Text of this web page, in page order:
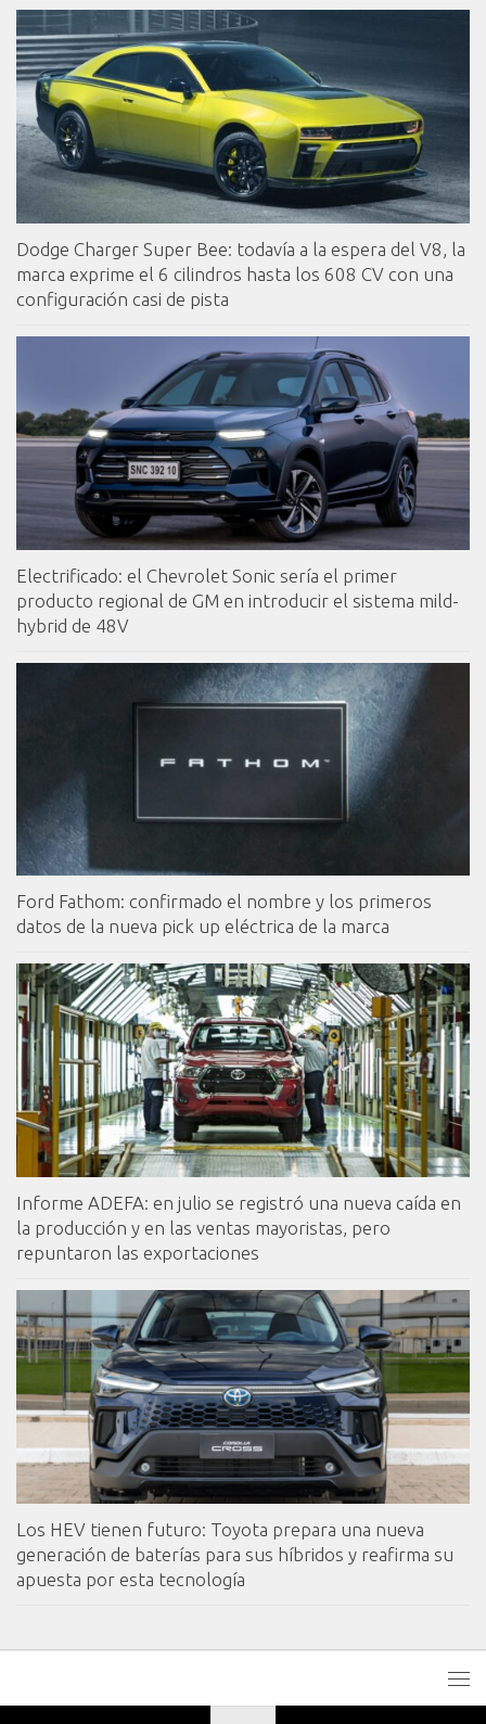
Dodge Charger Super Bee: todavía a la espera del V8, la
marca exprime el 6 cilindros hasta los 608 CV con una
configuración casi de pista
Electrificado: el Chevrolet Sonic sería el primer
producto regional de GM en introducir el sistema mild-
hybrid de 48V
Ford Fathom: confirmado el nombre y los primeros
datos de la nueva pick up eléctrica de la marca
Informe ADEFA: en julio se registró una nueva caída en
la producción y en las ventas mayoristas, pero
repuntaron las exportaciones
Los HEV tienen futuro: Toyota prepara una nueva
generación de baterías para sus híbridos y reafirma su
apuesta por esta tecnología